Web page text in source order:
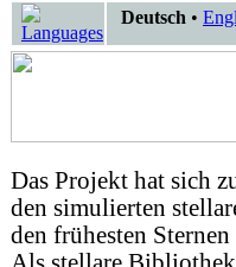
Deutsch •
Das Projekt hat sich
den simulierten
den frühesten